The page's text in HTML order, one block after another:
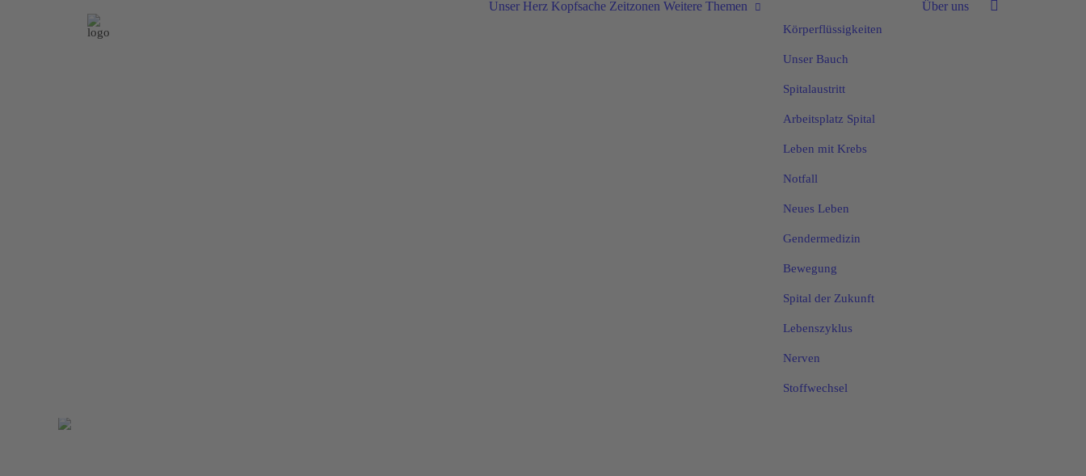
Unser Herz Kopfsache Zeitzonen Weitere Themen
Körperflüssigkeiten
Unser Bauch
Spitalaustritt
Arbeitsplatz Spital
Leben mit Krebs
Notfall
Neues Leben
Gendermedizin
Bewegung
Spital der Zukunft
Lebenszyklus
Nerven
Stoffwechsel
Über uns